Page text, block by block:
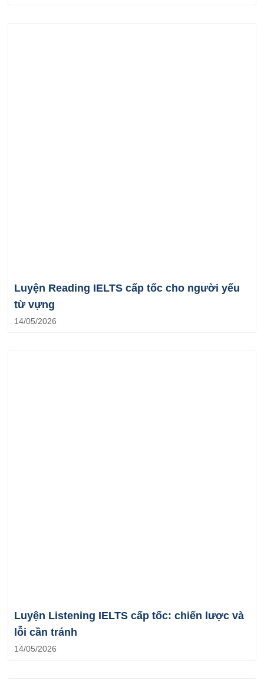
Luyện Reading IELTS cấp tốc cho người yếu
từ vựng
14/05/2026
Luyện Listening IELTS cấp tốc: chiến lược và
lỗi cần tránh
14/05/2026